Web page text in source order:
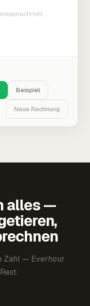
Beispiel
Neue Rechnung
alles —
Zahl — Everhour